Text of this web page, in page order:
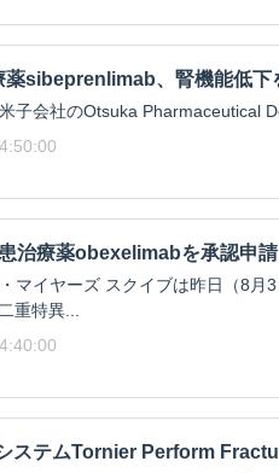
薬sibeprenlimab、腎機能低下
子会社のOtsuka Pharmaceutical
治療薬obexelimabを承認申請
マイヤーズ スクイブは昨日（8月
重特異...
ステムTornier Perform